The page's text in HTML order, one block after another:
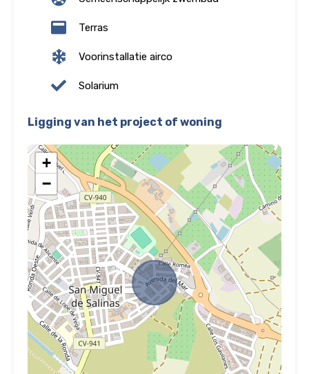
Terras
Voorinstallatie airco
Solarium
Ligging van het project of woning
+
−